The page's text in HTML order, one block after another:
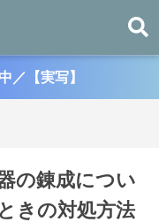
／【実写】
の錬成につい
きの対処方法